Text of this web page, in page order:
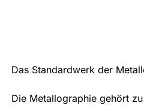
Das Standardwerk der
Die Metallographie gehört